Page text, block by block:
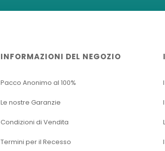
INFORMAZIONI DEL NEGOZIO
Pacco Anonimo al 100%
Le nostre Garanzie
Condizioni di Vendita
Termini per il Recesso